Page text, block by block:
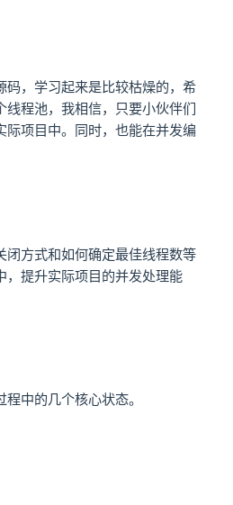
码，学习起来是比较枯燥的，希
程池，我相信，只要小伙伴们
项目中。同时，也能在并发编
闭方式和如何确定最佳线程数等
，提升实际项目的并发处理能
中的几个核心状态。